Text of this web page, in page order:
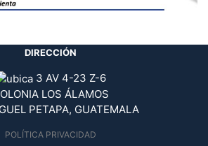
DIRECCIÓN
3 AV 4-23 Z-6
LOS ÁLAMOS
PETAPA, GUATEMALA
POLÍTICA PRIVACIDAD